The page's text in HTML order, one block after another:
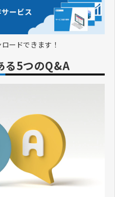
ードできます！
る5つのQ&A